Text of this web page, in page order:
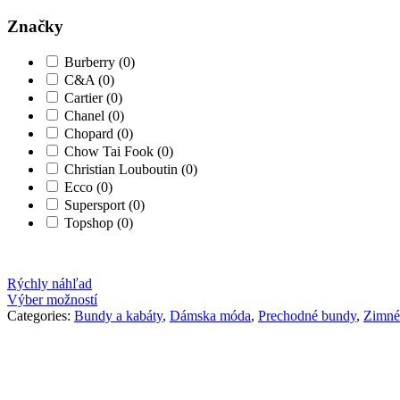
cena
cena
Značky
Burberry (0)
C&A (0)
Cartier(0)
Chanel (0)
Chopard (0)
Chow Tai Fook (0)
Christian Louboutin (0)
Ecco (0)
Supersport (0)
Topshop (0)
Rýchly náhľad
Výber možností
Categories: Bundy a kabáty, Dámska móda, Prechodné bundy,